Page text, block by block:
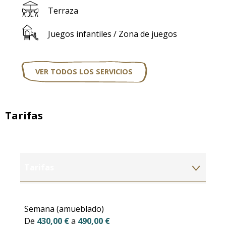
Terraza
Juegos infantiles / Zona de juegos
VER TODOS LOS SERVICIOS
Tarifas
Semana (amueblado)
De 430,00 €a 490,00 €